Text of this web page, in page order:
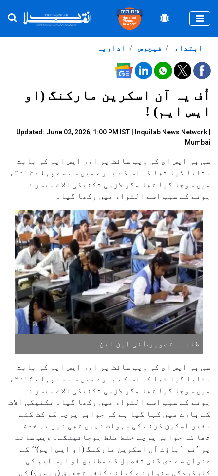
اداریہ فیچرس ابتداء
اُف یہ آن اسکرین مارکنگ (او
ایس ایم) !
Updated: June 02, 2026, 1:00 PM IST |
Inquilab News Network |
Mumbai
سی بی ایس ای کی ویب سائٹ پر اور ایس ایم کی بابت
بتایا گیا تھا کہ اس کے بارے میں سب سے پہلے ۲۰۱۴ء
میں سوچا گیا تھا مگر لازمی تکنیکی آلات میسر نہ
ہونے کے سبب اسے التواء میں رکھا گیا۔
طلبہ۔ تصویر:آئی این این
سی بی ایس ای کی ویب سائٹ پر اور ایس ایم کی بابت
بتایا گیا تھا کہ اس کے بارے میں سب سے پہلے ۲۰۱۴ء
میں سوچا گیا تھا مگر لازمی تکنیکی آلات میسر نہ
ہونے کے سبب اسے التواء میں رکھا گیا۔ تکنیکی آلات
کے بارے میں کہا گیا ہے کہ جوابی پرچہ کو کٹ کئے
بغیر اسکین کرنے کی سہولت نہیں تھی نیز یہ خدشہ
تھا کہ جوابی پرچے خلط ملط ہوجائینگے۔ ویب سائٹ
پر’’نو اَباؤٹ آن اسکرین مارکنگ (او ایس ایم)‘‘ کے
عنوان سے دی گئی تفصیل کے مطابق او ایس ایم کی
کارکردگی سنوارنے کیلئے کافی تحقیق (ریسرچ) کی